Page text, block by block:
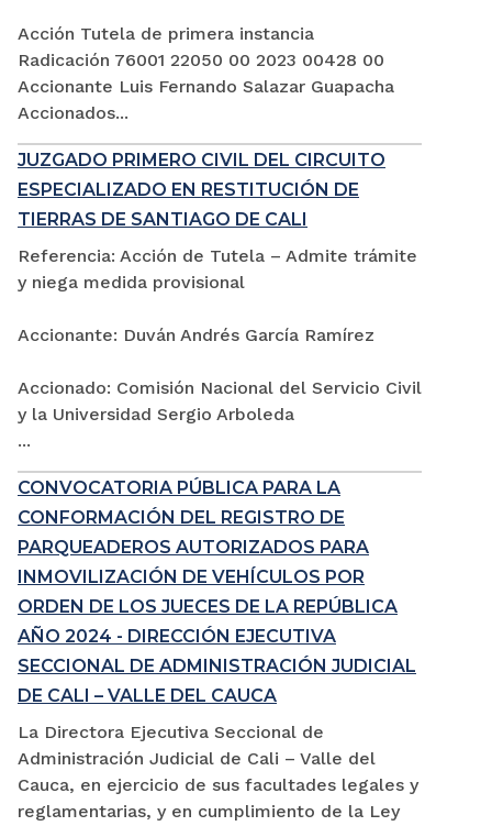
Acción Tutela de primera instancia
Radicación 76001 22050 00 2023 00428 00
Accionante Luis Fernando Salazar Guapacha
Accionados...
JUZGADO PRIMERO CIVIL DEL CIRCUITO
ESPECIALIZADO EN RESTITUCIÓN DE
TIERRAS DE SANTIAGO DE CALI
Referencia: Acción de Tutela – Admite trámite
y niega medida provisional
Accionante: Duván Andrés García Ramírez
Accionado: Comisión Nacional del Servicio Civil
y la Universidad Sergio Arboleda
...
CONVOCATORIA PÚBLICA PARA LA
CONFORMACIÓN DEL REGISTRO DE
PARQUEADEROS AUTORIZADOS PARA
INMOVILIZACIÓN DE VEHÍCULOS POR
ORDEN DE LOS JUECES DE LA REPÚBLICA
AÑO 2024 - DIRECCIÓN EJECUTIVA
SECCIONAL DE ADMINISTRACIÓN JUDICIAL
DE CALI – VALLE DEL CAUCA
La Directora Ejecutiva Seccional de
Administración Judicial de Cali – Valle del
Cauca, en ejercicio de sus facultades legales y
reglamentarias, y en cumplimiento de la Ley